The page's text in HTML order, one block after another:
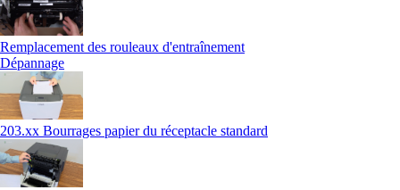
Remplacement des rouleaux d'entraînement
Dépannage
203.xx Bourrages papier du réceptacle standard